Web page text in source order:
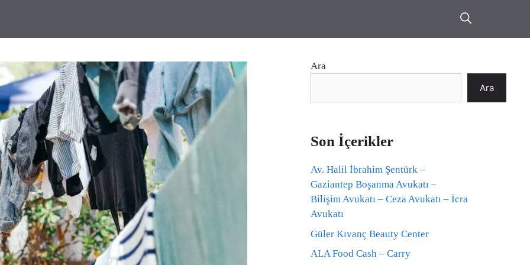
Ara
Ara
Son İçerikler
Av. Halil İbrahim Şentürk –
Gaziantep Boşanma Avukatı –
Bilişim Avukatı – Ceza Avukatı – İcra
Avukatı
Güler Kıvanç Beauty Center
ALA Food Cash – Carry